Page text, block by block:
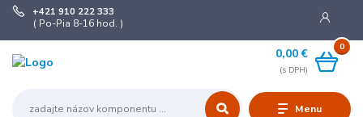
Menu
+421 910 222 333
( Po-Pia 8-16 hod. )
0
0,00 €